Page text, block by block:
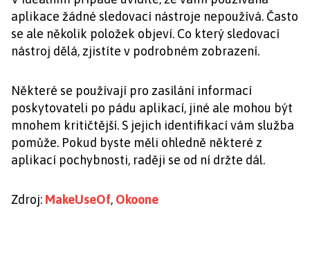
aplikace žádné sledovací nástroje nepoužívá. Často
se ale několik položek objeví. Co který sledovací
nástroj dělá, zjistíte v podrobném zobrazení.
Některé se používají pro zasílání informací
poskytovateli po pádu aplikací, jiné ale mohou být
mnohem kritičtější. S jejich identifikací vám služba
pomůže. Pokud byste měli ohledně některé z
aplikací pochybnosti, raději se od ní držte dál.
Zdroj: MakeUseOf, Okoone